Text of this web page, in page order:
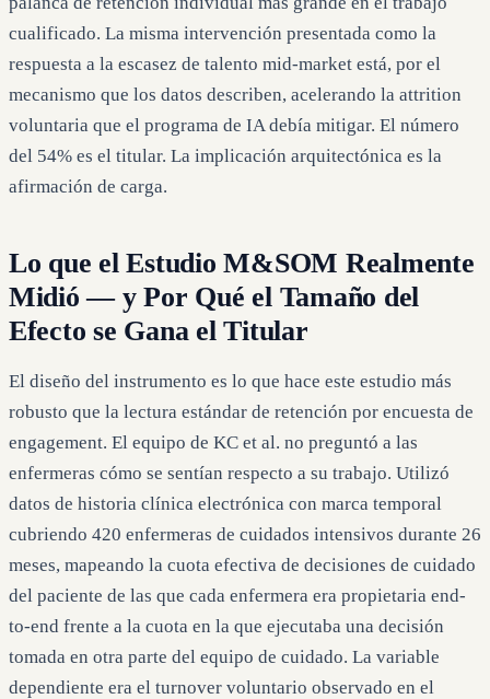
cualificado. La misma intervención presentada como la
respuesta a la escasez de talento mid-market está, por el
mecanismo que los datos describen, acelerando la attrition
voluntaria que el programa de IA debía mitigar. El número
del 54% es el titular. La implicación arquitectónica es la
afirmación de carga.
Lo que el Estudio M&SOM Realmente
Midió — y Por Qué el Tamaño del
Efecto se Gana el Titular
El diseño del instrumento es lo que hace este estudio más
robusto que la lectura estándar de retención por encuesta de
engagement. El equipo de KC et al. no preguntó a las
enfermeras cómo se sentían respecto a su trabajo. Utilizó
datos de historia clínica electrónica con marca temporal
cubriendo 420 enfermeras de cuidados intensivos durante 26
meses, mapeando la cuota efectiva de decisiones de cuidado
del paciente de las que cada enfermera era propietaria end-
to-end frente a la cuota en la que ejecutaba una decisión
tomada en otra parte del equipo de cuidado. La variable
dependiente era el turnover voluntario observado en el